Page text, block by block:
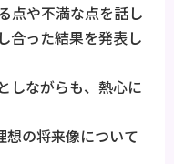
点や不満な点を話し
合った結果を発表し
しながらも、熱心に
の将来像について